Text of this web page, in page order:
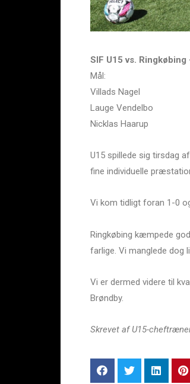
SIF U15 vs.
Mål:
Villads Nagel
Lauge Vendelbo
Nicklas Haarup
U15 spillede sig tirsdag
fine individuelle
Vi kom tidligt foran 1-0
Ringkøbing kæmpede
farlige. Vi manglede dog
Vi er dermed videre til
Brøndby.
Skrevet af U15-